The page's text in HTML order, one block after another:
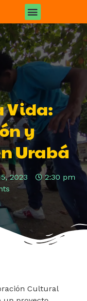
Vida:
y
Urabá
2023
2:30 pm
Cultural